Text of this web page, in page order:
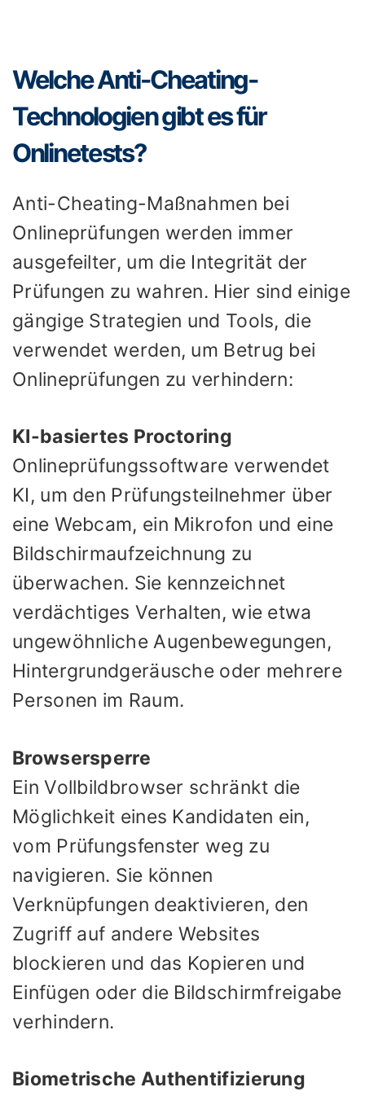
Welche Anti-Cheating-
Technologien gibt es für
Onlinetests?
Anti-Cheating-Maßnahmen bei
Onlineprüfungen werden immer
ausgefeilter, um die Integrität der
Prüfungen zu wahren. Hier sind einige
gängige Strategien und Tools, die
verwendet werden, um Betrug bei
Onlineprüfungen zu verhindern:
KI-basiertes Proctoring
Onlineprüfungssoftware verwendet
KI, um den Prüfungsteilnehmer über
eine Webcam, ein Mikrofon und eine
Bildschirmaufzeichnung zu
überwachen. Sie kennzeichnet
verdächtiges Verhalten, wie etwa
ungewöhnliche Augenbewegungen,
Hintergrundgeräusche oder mehrere
Personen im Raum.
Browsersperre
Ein Vollbildbrowser schränkt die
Möglichkeit eines Kandidaten ein,
vom Prüfungsfenster weg zu
navigieren. Sie können
Verknüpfungen deaktivieren, den
Zugriff auf andere Websites
blockieren und das Kopieren und
Einfügen oder die Bildschirmfreigabe
verhindern.
Biometrische Authentifizierung